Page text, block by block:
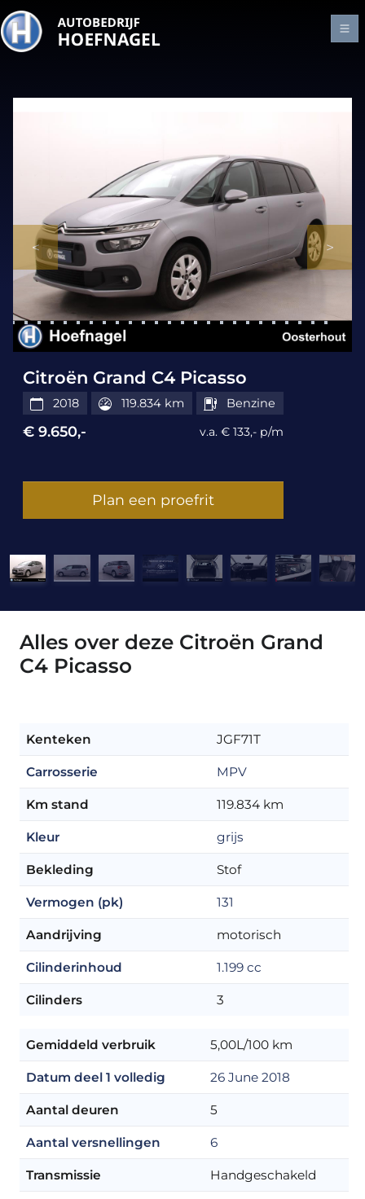
Citroën Grand C4 Picasso
2018 119.834 km Benzine
€ 9.650,- v.a. € 133,- p/m
Plan een proefrit
Alles over deze Citroën Grand
C4 Picasso
Kenteken JGF71T
Carrosserie MPV
Km stand 119.834 km
Kleur grijs
Bekleding Stof
Vermogen (pk) 131
Aandrijving motorisch
Cilinderinhoud 1.199 cc
Cilinders 3
Gemiddeld verbruik 5,00L/100 km
Datum deel 1 volledig 26 June 2018
Aantal deuren 5
Aantal versnellingen 6
Transmissie Handgeschakeld